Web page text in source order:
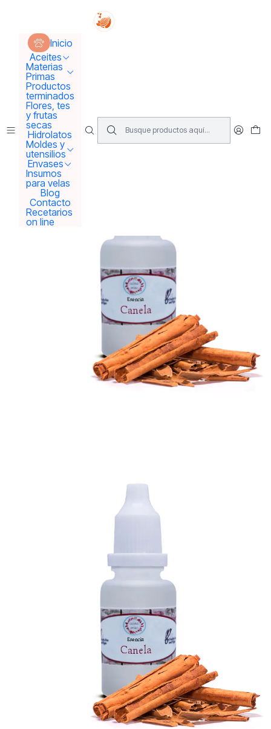
Inicio
Aceites
Materias
Primas
Productos
terminados
Flores, tes
y frutas
secas
Hidrolatos
Moldes y
utensilios
Envases
Insumos
para velas
Blog
Contacto
Recetarios
on line
Tus sueños se concretan aquí !!!